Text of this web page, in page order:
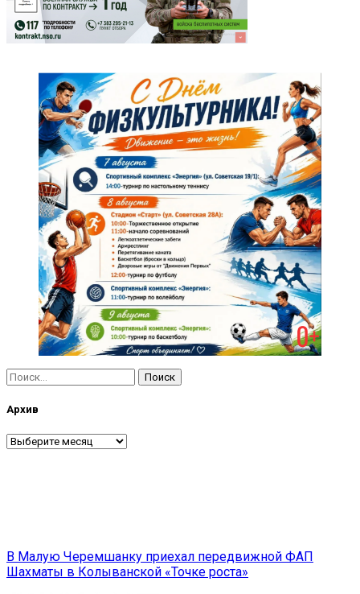
Найти:
Архив
Архив
Навигация
по
В Малую Черемшанку приехал передвижной ФАП
Шахматы в Колыванской «Точке роста»